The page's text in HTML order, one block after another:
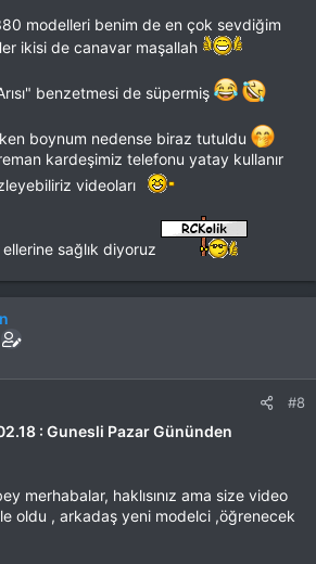
modelleri benim de en çok sevdiğim
ikisi de canavar maşallah
benzetmesi de süpermiş
boynum nedense biraz tutuldu
kardeşimiz telefonu yatay kullanır
videoları
sağlık diyoruz
#8
: Gunesli Pazar Gününden
merhabalar, haklısınız ama size video
oldu , arkadaş yeni modelci ,öğrenecek